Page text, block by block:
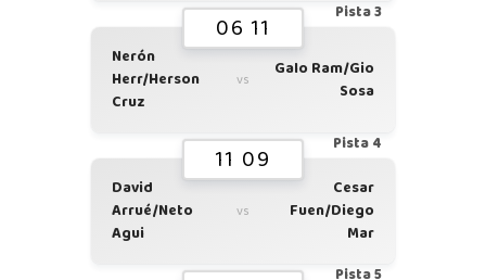
Pista 3
06 11
Nerón
Herr/Herson
Cruz
vs
Galo Ram/Gio
Sosa
Pista 4
11 09
David
Arrué/Neto
Agui
vs
Cesar
Fuen/Diego
Mar
Pista 5